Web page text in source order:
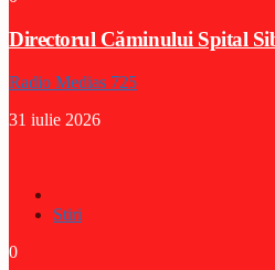
Directorul Căminului Spital
Radio Medias 725
31 iulie 2026
Stiri
0